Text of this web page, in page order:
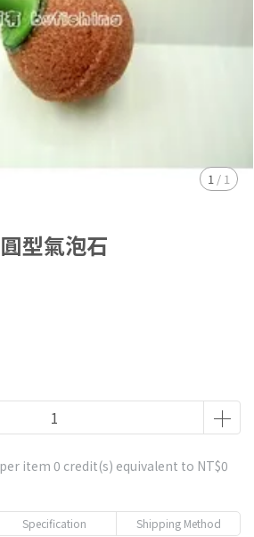
1 / 1
型氣泡石
item 0 credit(s) equivalent to NT$0
Specification Shipping Method